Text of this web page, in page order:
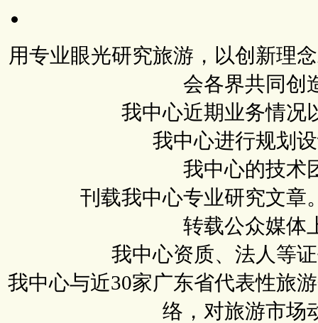
用专业眼光研究旅游，以创新理
会各界共同创
我中心近期业务情况
我中心进行规划
我中心的技术
刊载我中心专业研究文章
转载公众媒体
我中心资质、法人等
我中心与近30家广东省代表性旅
络，对旅游市场